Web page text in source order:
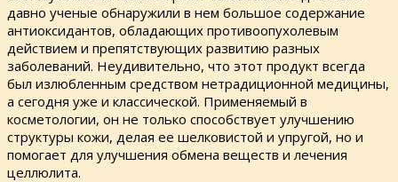
давно ученые обнаружили в нем большое содержание
антиоксидантов, обладающих противоопухолевым
действием и препятствующих развитию разных
заболеваний. Неудивительно, что этот продукт всегда
был излюбленным средством нетрадиционной медицины,
а сегодня уже и классической. Применяемый в
косметологии, он не только способствует улучшению
структуры кожи, делая ее шелковистой и упругой, но и
помогает для улучшения обмена веществ и лечения
целлюлита.